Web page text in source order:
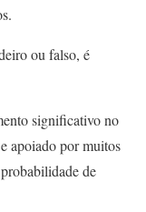
ou falso, é
significativo no
apoiado por muitos
de